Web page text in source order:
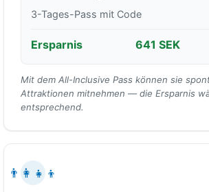
3-Tages-Pass mit Code
Ersparnis 641 SEK
Mit dem All-Inclusive Pass können sie
Attraktionen mitnehmen — die Ersparnis
entsprechend.
👨‍👩‍👧‍👦